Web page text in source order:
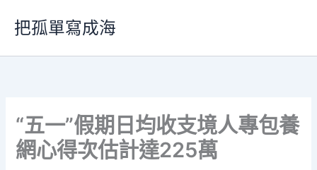
要
把孤單寫成海
“五一”假期日均收支境人專包養
網心得次估計達225萬